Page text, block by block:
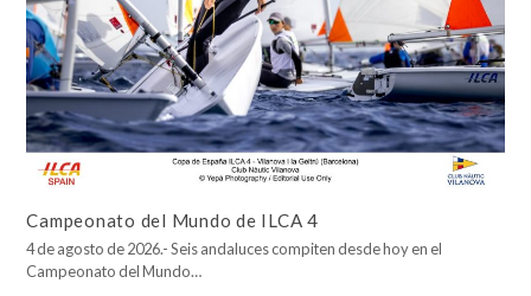
Campeonato del Mundo de ILCA 4
4 de agosto de 2026.- Seis andaluces compiten desde hoy en el
Campeonato del Mundo…